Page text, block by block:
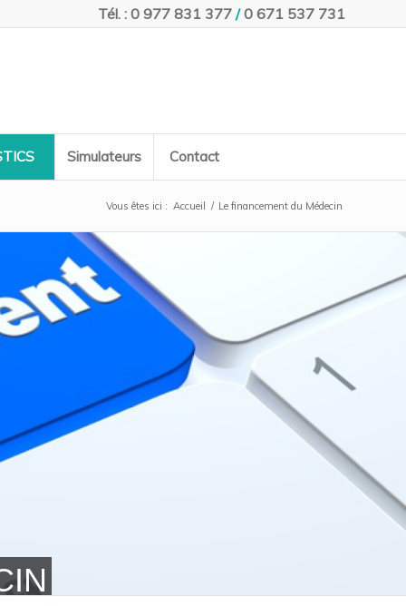
Tél. : 0 977 831 377 /0 671 537 731
Simulateurs Contact
Vous êtes ici : Accueil / Le financement du Médecin